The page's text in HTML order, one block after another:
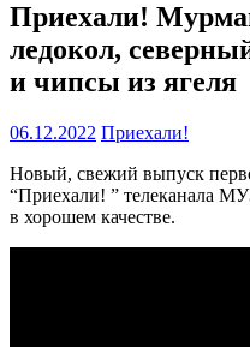
Приехали!
ледокол,
и чипсы из ягеля
06.12.2022 Приехали!
Новый, свежий выпуск
“Приехали! ” телеканала
в хорошем качестве.